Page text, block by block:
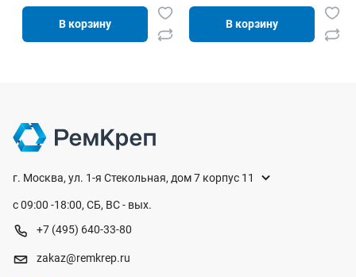
В корзину В корзину
г. Москва, ул. 1-я Стекольная, дом 7 корпус 11
с 09:00 -18:00, СБ, ВС - вых.
+7 (495) 640-33-80
zakaz@remkrep.ru